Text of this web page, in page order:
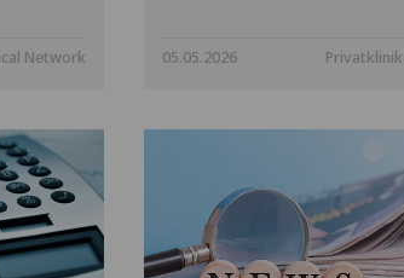
Network 05.05.2026